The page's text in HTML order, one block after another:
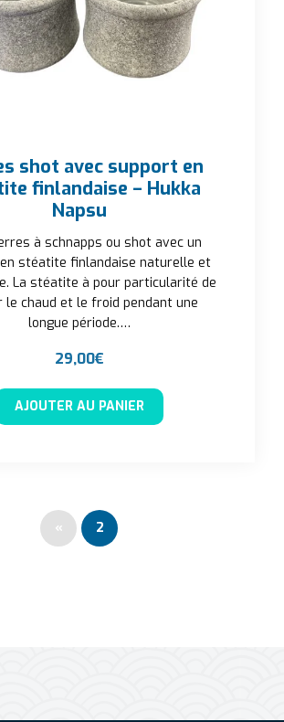
shot avec support en
finlandaise – Hukka
Napsu
à schnapps ou shot avec un
stéatite finlandaise naturelle et
La stéatite à pour particularité de
le chaud et le froid pendant une
longue période.…
29,00€
AJOUTER AU PANIER
« 2